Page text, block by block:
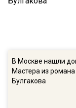
В Москве нашли
Мастера из романа
Булгакова